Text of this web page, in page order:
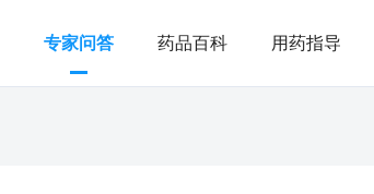
专家问答 药品百科 用药指导